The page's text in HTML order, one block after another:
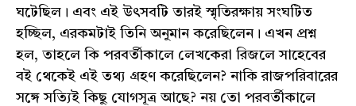
ঘটেছিল। এবং এই উৎসবটি তারই স্মৃতিরক্ষায় সংঘটিত
হচ্ছিল, এরকমটাই তিনি অনুমান করেছিলেন। এখন প্রশ্ন
হল, তাহলে কি পরবর্তীকালে লেখকেরা রিজলে সাহেবের
বই থেকেই এই তথ্য গ্রহণ করেছিলেন? নাকি রাজপরিবারের
সঙ্গে সত্যিই কিছু যোগসূত্র আছে? নয় তো পরবর্তীকালে